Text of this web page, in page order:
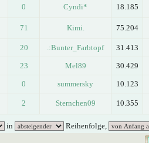
0 Cyndi* 18.185
71 Kimi. 75.204
20 .:Bunter_Farbtopf 31.413
23 Mel89 30.429
0 summersky 10.123
2 Sternchen09 10.355
in Reihenfolge,